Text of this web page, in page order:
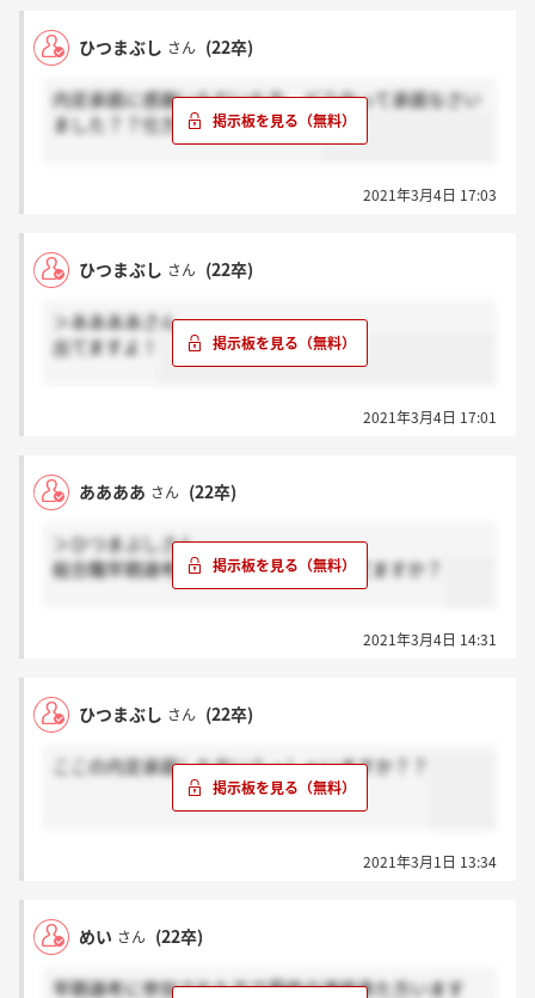
ひつまぶし さん (22卒)
内定承諾に感謝いただいた方、どうやって承諾なさい
ました？？仕方がわからなくて…
2021年3月4日 17:03
ひつまぶし さん (22卒)
＞ああああさん
出てますよ！
2021年3月4日 17:01
ああああ さん (22卒)
＞ひつまぶしさん
総合職早期選考の最終結果ってもう出てますか？
2021年3月4日 14:31
ひつまぶし さん (22卒)
ここの内定承諾した方いらっしゃいますか？？
2021年3月1日 13:34
めい さん (22卒)
早期選考に参加された方で最終の連絡来た方います